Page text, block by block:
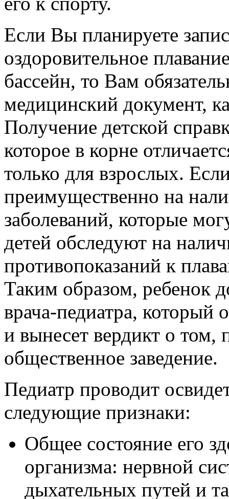
Если Вы планируете
оздоровительное
бассейн, то Вам
медицинский документ,
Получение детской
которое в корне
только для взрослых.
преимущественно на
заболеваний, которые
детей обследуют на
противопоказаний к
Таким образом, ребенок
врача-педиатра, который
и вынесет вердикт о том,
общественное заведение.
Педиатр проводит
следующие признаки:
Общее состояние его
организма: нервной
дыхательных путей и